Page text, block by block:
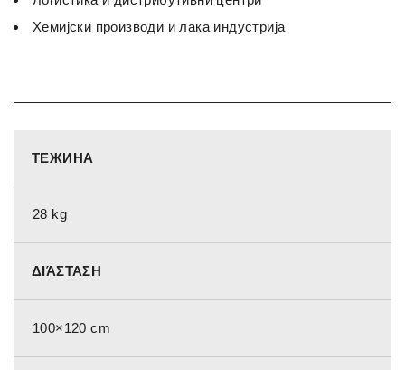
Хемијски производи и лака индустрија
ТЕЖИНА
28 kg
ΔΙΆΣΤΑΣΗ
100×120 cm